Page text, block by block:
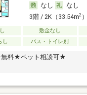
なし
なし
3階 / 2K（33.54m2）
敷金なし
し
バス・トイレ別
無料★ペット相談可★